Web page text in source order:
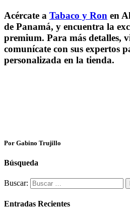
Acércate a Tabaco y Ron en
de Panamá, y encuentra la
premium. Para más detalles,
comunícate con sus expertos
personalizada en la tienda.
Por Gabino Trujillo
Búsqueda
Buscar:
Entradas Recientes